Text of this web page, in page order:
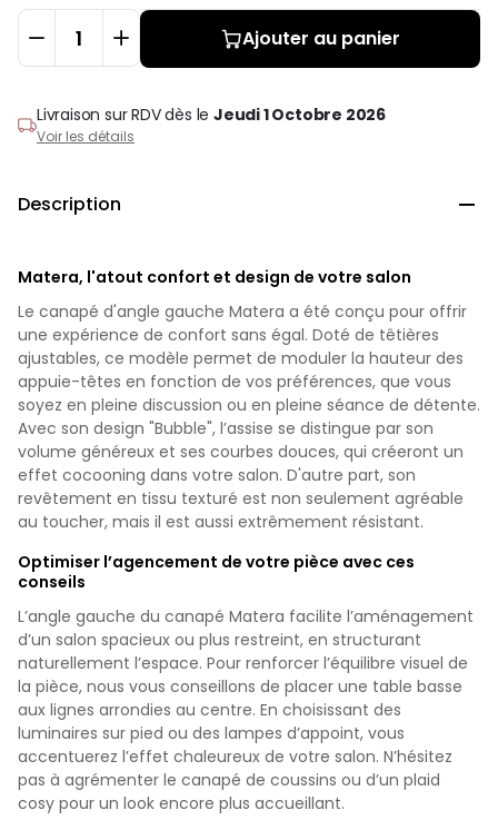
Ajouter au panier
Livraison sur RDVdès leJeudi 1 Octobre 2026
Voir les détails
Description 
Matera, l'atout confort et design de votre salon
Le canapé d'angle gauche Matera a été conçu pour offrir
une expérience de confort sans égal. Doté de têtières
ajustables, ce modèle permet de moduler la hauteur des
appuie-têtes en fonction de vos préférences, que vous
soyez en pleine discussion ou en pleine séance de détente.
Avec son design "Bubble", l’assise se distingue par son
volume généreux et ses courbes douces, qui créeront un
effet cocooning dans votre salon. D'autre part, son
revêtement en tissu texturé est non seulement agréable
au toucher, mais il est aussi extrêmement résistant.
Optimiser l’agencement de votre pièce avec ces
conseils
L’angle gauche du canapé Matera facilite l’aménagement
d’un salon spacieux ou plus restreint, en structurant
naturellement l’espace. Pour renforcer l’équilibre visuel de
la pièce, nous vous conseillons de placer une table basse
aux lignes arrondies au centre. En choisissant des
luminaires sur pied ou des lampes d’appoint, vous
accentuerez l’effet chaleureux de votre salon. N’hésitez
pas à agrémenter le canapé de coussins ou d’un plaid
cosy pour un look encore plus accueillant.